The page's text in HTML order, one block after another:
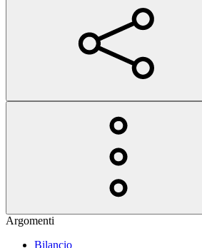
Argomenti
Bilancio